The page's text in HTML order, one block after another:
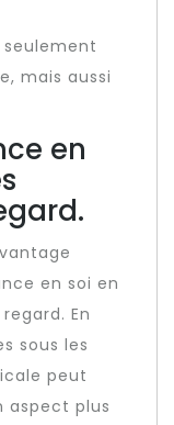
mais aussi
en
en soi en
En
sous les
peut
aspect plus